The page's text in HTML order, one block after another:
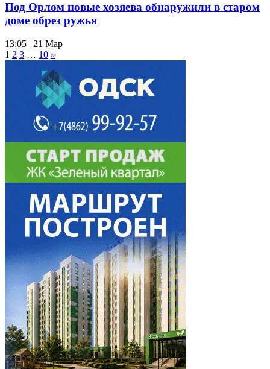
Под Орлом новые хозяева обнаружили в старом
доме обрез ружья
13:05 | 21 Мар
1 2 3 … 10 »